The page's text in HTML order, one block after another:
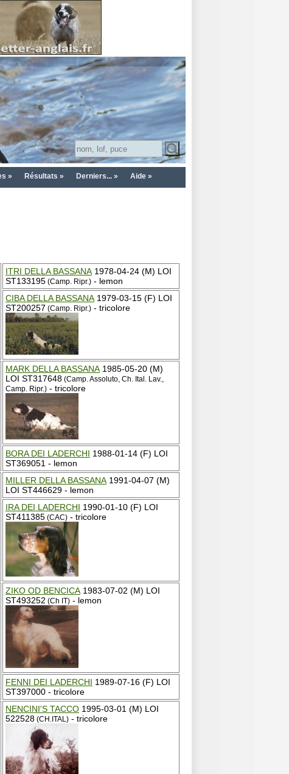
» Résultats » Derniers... » Aide »
ITRI DELLA BASSANA 1978-04-24 (M) LOI
ST133195 (Camp. Ripr.) - lemon
CIBA DELLA BASSANA 1979-03-15 (F) LOI
ST200257 (Camp. Ripr.) - tricolore
MARK DELLA BASSANA 1985-05-20 (M)
LOI ST317648 (Camp. Assoluto, Ch. Ital. Lav.,
Camp. Ripr.) - tricolore
BORA DEI LADERCHI 1988-01-14 (F) LOI
ST369051 - lemon
MILLER DELLA BASSANA 1991-04-07 (M)
LOI ST446629 - lemon
IRA DEI LADERCHI 1990-01-10 (F) LOI
ST411385 (CAC) - tricolore
ZIKO OD BENCICA 1983-07-02 (M) LOI
ST493252 (Ch IT) - lemon
FENNI DEI LADERCHI 1989-07-16 (F) LOI
ST397000 - tricolore
NENCINI'S TACCO 1995-03-01 (M) LOI
522528 (CH.ITAL) - tricolore